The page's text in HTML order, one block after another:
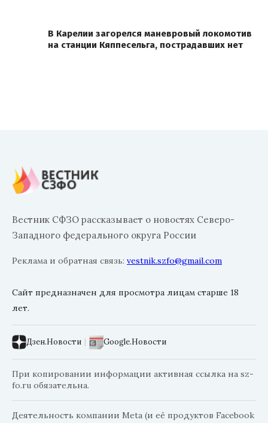
В Карелии загорелся маневровый локомотив
на станции Кяппесельга, пострадавших нет
Вестник СФЗО рассказывает о новостях Северо-
Западного федерального округа России
Реклама и обратная связь: vestnik.szfo@gmail.com
Сайт предназначен для просмотра лицам старше 18
лет.
Дзен.Новости | Google.Новости
При копировании информации активная ссылка на sz-
fo.ru обязательна.
Деятельность компании Meta (и её продуктов Facebook